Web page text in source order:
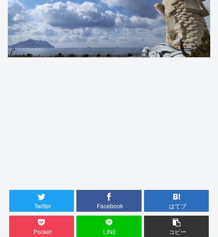
Twitter Facebook はてブ
Pocket LINE コピー